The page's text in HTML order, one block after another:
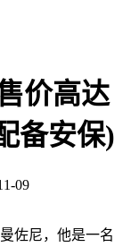
价高达
备安保)
09
佐尼，他是一名